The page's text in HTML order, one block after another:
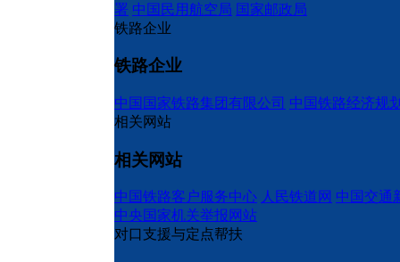
署 中国民用航空局 国家邮政局
铁路企业
铁路企业
中国国家铁路集团有限公司 中国铁路经济规
相关网站
相关网站
中国铁路客户服务中心 人民铁道网 中国交通
中央国家机关举报网站
对口支援与定点帮扶